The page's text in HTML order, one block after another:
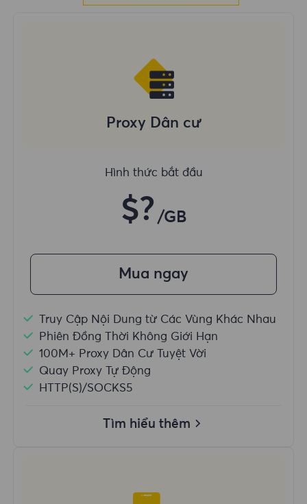
Proxy Dân cư
Hình thức bắt đầu
$? /GB
Mua ngay
Truy Cập Nội Dung từ Các Vùng Khác Nhau
Phiên Đồng Thời Không Giới Hạn
100M+ Proxy Dân Cư Tuyệt Vời
Quay Proxy Tự Động
HTTP(S)/SOCKS5
Tìm hiểu thêm